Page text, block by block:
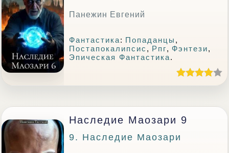
Панежин Евгений
Фантастика: Попаданцы ,
Постапокалипсис , Рпг, Фэнтези,
Эпическая Фантастика.
Наследие Маозари 9
9. Наследие Маозари